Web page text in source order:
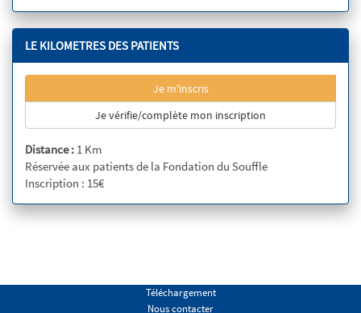
LE KILOMETRES DES PATIENTS
Je m'inscris
Je vérifie/complète mon inscription
Distance : 1 Km
Réservée aux patients de la Fondation du Souffle
Inscription : 15€
Téléchargement
Nous contacter